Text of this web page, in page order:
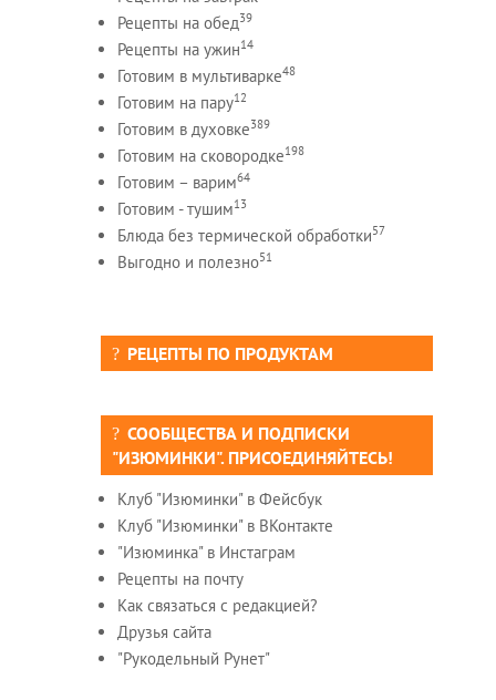
Рецепты на обед39
Рецепты на ужин14
Готовим в мультиварке48
Готовим на пару12
Готовим в духовке389
Готовим на сковородке198
Готовим – варим64
Готовим - тушим13
Блюда без термической обработки57
Выгодно и полезно51
РЕЦЕПТЫ ПО ПРОДУКТАМ
СООБЩЕСТВА И ПОДПИСКИ
"ИЗЮМИНКИ". ПРИСОЕДИНЯЙТЕСЬ!
Клуб "Изюминки" в Фейсбук
Клуб "Изюминки" в ВКонтакте
"Изюминка" в Инстаграм
Рецепты на почту
Как связаться с редакцией?
Друзья сайта
"Рукодельный Рунет"